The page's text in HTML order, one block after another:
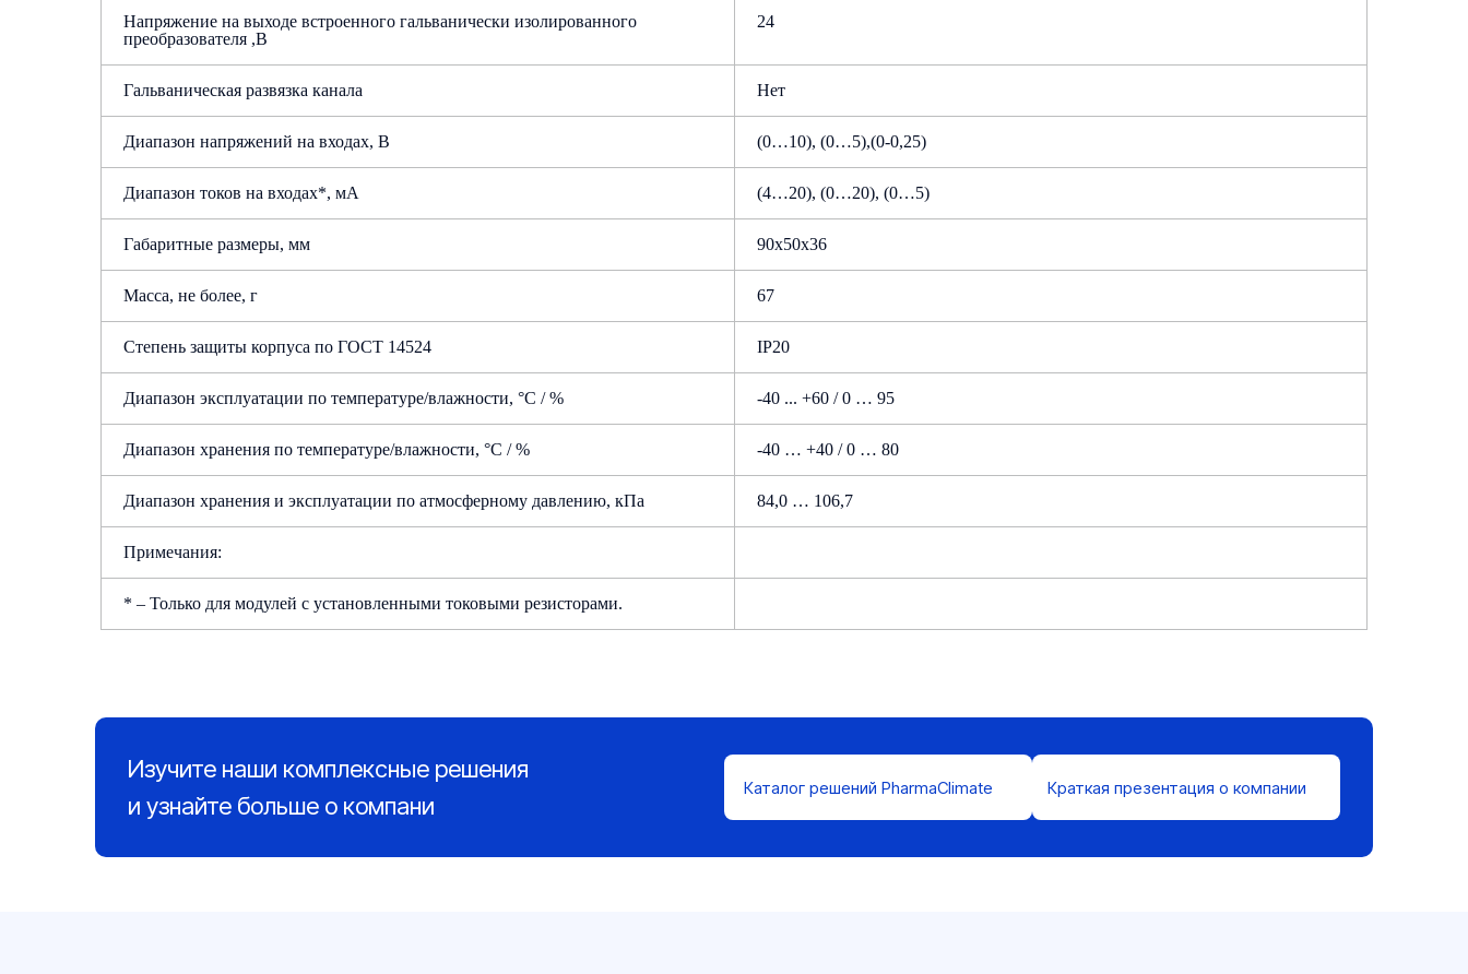
Напряжение на выходе встроенного гальванически изолированного
преобразователя ,В
24
Гальваническая развязка канала Нет
Диапазон напряжений на входах, В (0…10), (0…5),(0-0,25)
Диапазон токов на входах*, мА (4…20), (0…20), (0…5)
Габаритные размеры, мм 90x50x36
Масса, не более, г 67
Степень защиты корпуса по ГОСТ 14524 IP20
Диапазон эксплуатации по температуре/влажности, °С / % -40 ... +60 / 0 … 95
Диапазон хранения по температуре/влажности, °С / % -40 … +40 / 0 … 80
Диапазон хранения и эксплуатации по атмосферному давлению, кПа 84,0 … 106,7
Примечания:
* – Только для модулей с установленными токовыми резисторами.
Руководство по эксплуатации Посмотреть
Изучите наши комплексные решения
и узнайте больше о компани
Каталог решений PharmaClimate Краткая презентация о компании